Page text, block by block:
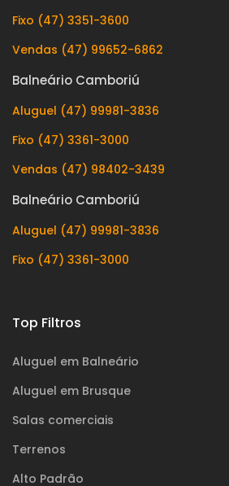
Fixo (47) 3351-3600
Vendas (47) 99652-6862
Balneário Camboriú
Aluguel (47) 99981-3836
Fixo (47) 3361-3000
Vendas (47) 98402-3439
Balneário Camboriú
Aluguel (47) 99981-3836
Fixo (47) 3361-3000
Top Filtros
Aluguel em Balneário
Aluguel em Brusque
Salas comerciais
Terrenos
Alto Padrão